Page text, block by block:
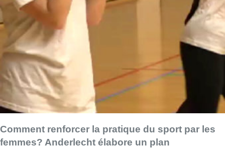
Comment renforcer la pratique du sport par les
femmes? Anderlecht élabore un plan